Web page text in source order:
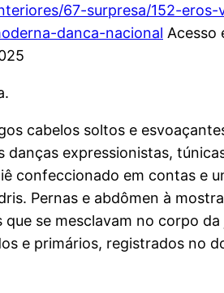
67-surpresa/152-eros-
danca-nacional Acesso
cabelos soltos e
expressionistas,
confeccionado em contas e
Pernas e abdômen à
se mesclavam no corpo da
e primários, registrados no